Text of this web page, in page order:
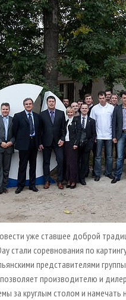
уже ставшее доброй
стали соревнования по
представителями
производителю и
за круглым столом и